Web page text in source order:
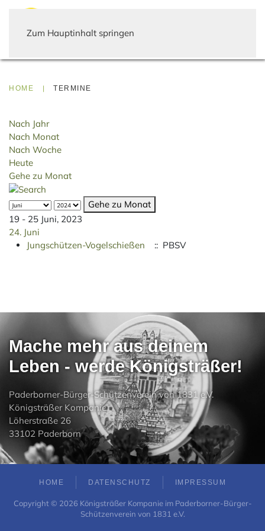
Zum Hauptinhalt springen
HOME TERMINE
Nach Jahr
Nach Monat
Nach Woche
Heute
Gehe zu Monat
Gehe zu Monat
19 - 25 Juni, 2023
24. Juni
Jungschützen-Vogelschießen
:: PBSV
Mache mehr aus deinem
Leben - werde Königsträßer!
Paderborner-Bürger-Schützenverein von 1831 e.V.
Königsträßer Kompanie
Löherstraße 26
33102 Paderborn
HOME DATENSCHUTZ IMPRESSUM
Copyright © 2026 Königsträßer Kompanie im Paderborner-Bürger-
Schützenverein von 1831 e.V.